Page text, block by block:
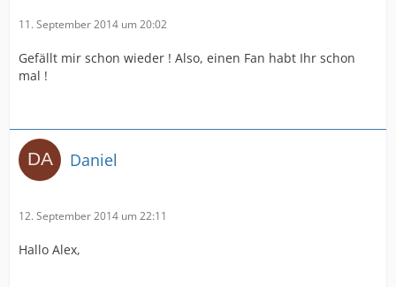
11. September 2014 um 20:02
Gefällt mir schon wieder ! Also, einen Fan habt Ihr schon
mal !
Daniel
12. September 2014 um 22:11
Hallo Alex,